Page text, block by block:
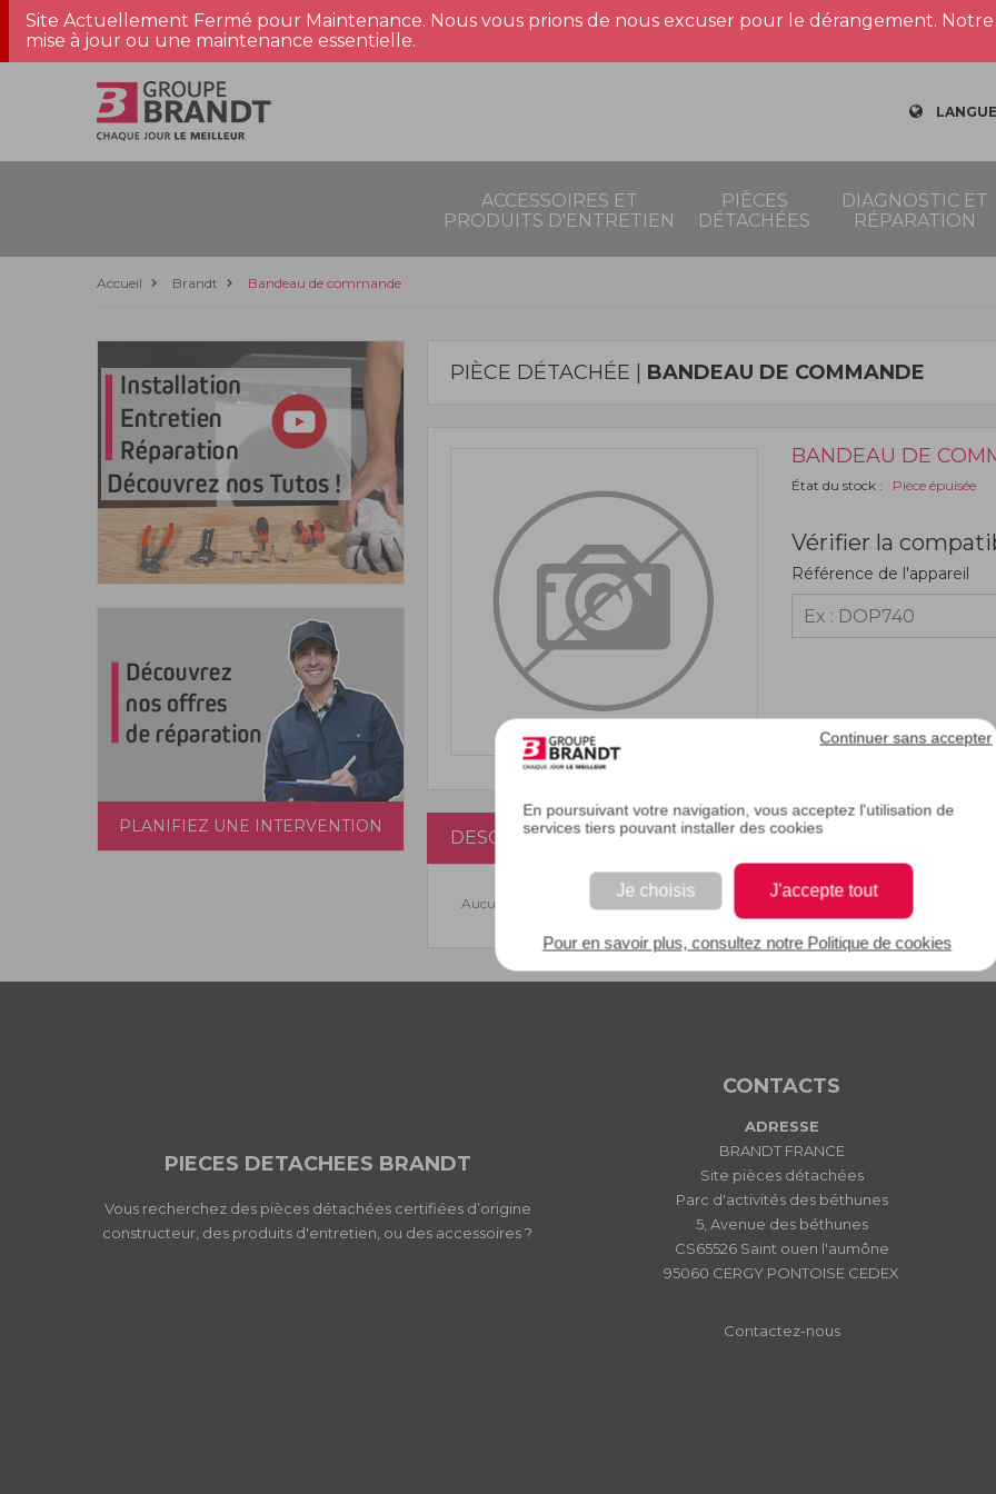
En poursuivant votre navigation, vous acceptez l'utilisation de
services tiers pouvant installer des cookies
Je choisis J'accepte tout
Continuer sans accepter
Pour en savoir plus, consultez notre Politique de cookies
Site Actuellement Fermé pour Maintenance. Nous vous prions de nous excuser pour le dérangement.
mise à jour ou une maintenance essentielle.
ACCESSOIRES ET
PRODUITS D'ENTRETIEN
PIÈCES
DÉTACHÉES
DIAGNOSTIC ET
RÉPARATION
Accueil Brandt Bandeau de commande
PLANIFIEZ UNE INTERVENTION
PIÈCE DÉTACHÉE | BANDEAU DE COMMANDE
BANDEAU DE
État du stock : Pièce épuisée
Vérifier la
Référence de l'appareil
DESCRIPTION
Aucune description.
PIECES DETACHEES BRANDT
Vous recherchez des pièces détachées certifiées d’origine
constructeur, des produits d'entretien, ou des accessoires ?
CONTACTS
ADRESSE
BRANDT FRANCE
Site pièces détachées
Parc d'activités des béthunes
5, Avenue des béthunes
CS65526 Saint ouen l'aumône
95060 CERGY PONTOISE CEDEX
Contactez-nous